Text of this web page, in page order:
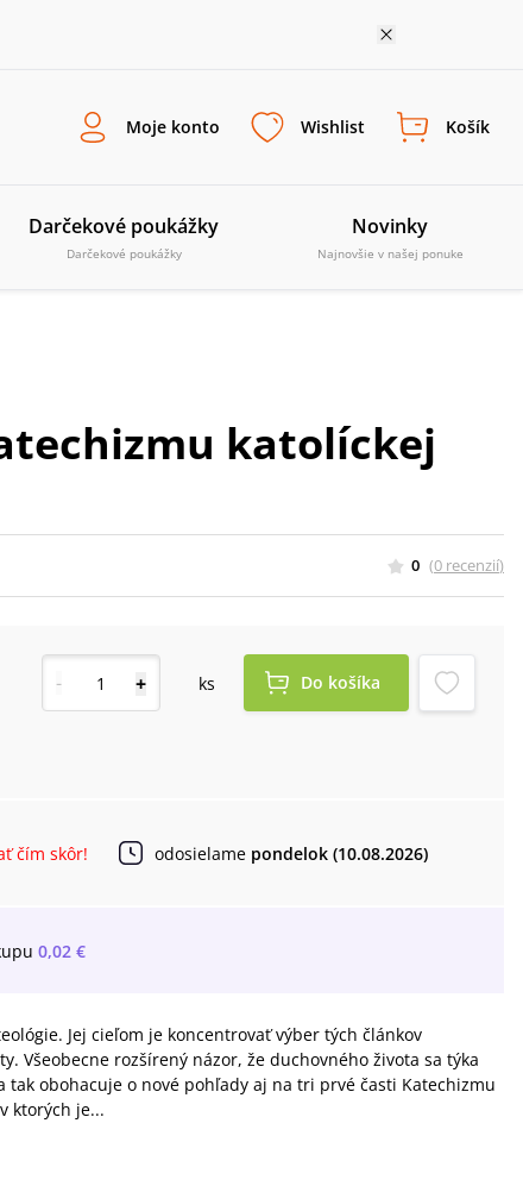
Moje konto Wishlist Košík
Darčekové poukážky
Darčekové poukážky
Novinky
Najnovšie v našej ponuke
katolíckej
0 (0 recenzií)
- + ks Do košíka
čím skôr! odosielame pondelok (10.08.2026)
0,02 €
Jej cieľom je koncentrovať výber tých článkov
Všeobecne rozšírený názor, že duchovného života sa týka
tak obohacuje o nové pohľady aj na tri prvé časti Katechizmu
ktorých je...